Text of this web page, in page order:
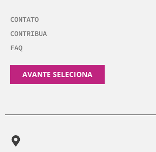
CONTATO
CONTRIBUA
FAQ
AVANTE SELECIONA